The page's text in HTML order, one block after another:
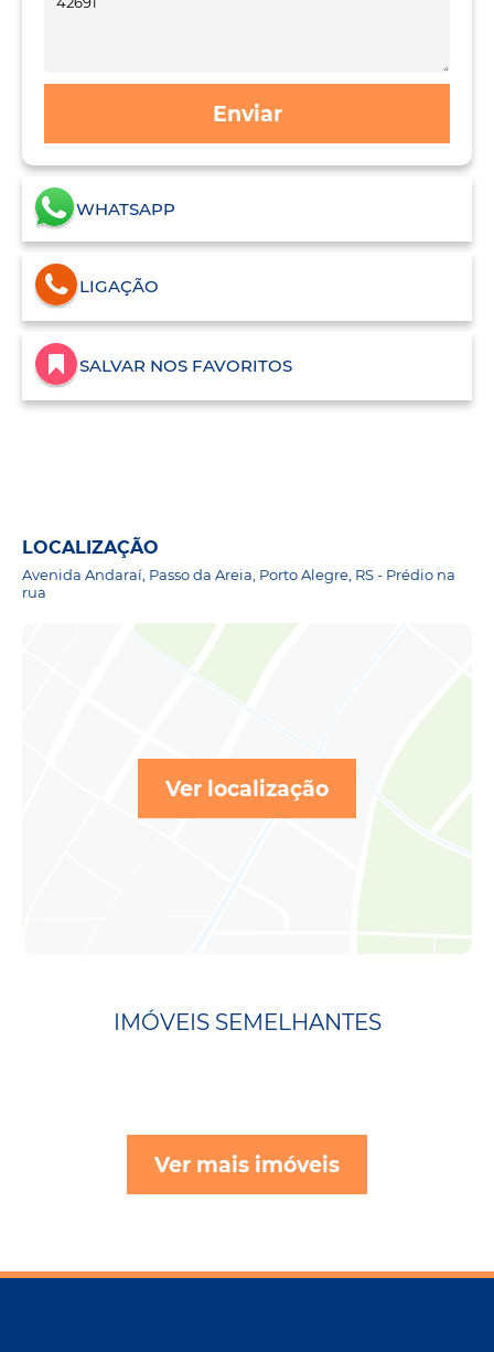
Enviar
WHATSAPP
LIGAÇÃO
SALVAR NOS FAVORITOS
LOCALIZAÇÃO
Avenida Andaraí, Passo da Areia, Porto Alegre, RS - Prédio na
rua
Ver localização
IMÓVEIS SEMELHANTES
Ver mais imóveis